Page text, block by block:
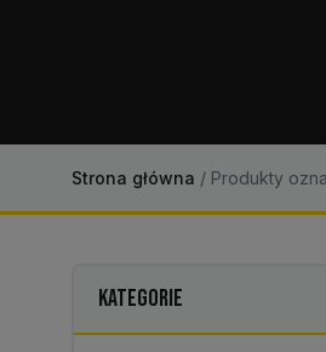
Strona główna / Produkty
KATEGORIE